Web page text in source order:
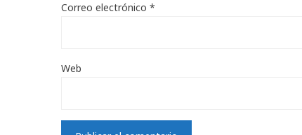
Correo electrónico *
Web